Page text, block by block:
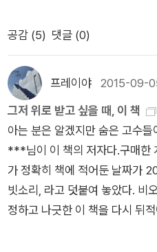
같은 울음에게활을 겨누던 시간
난 길고양이는일평생 척추에 심
을 버림받은 이가 버림받은 이
게 내밀었던덥썩덥썩 잡았던 손
상 만물이 궁수처럼 흔들림이
사실이단지 참혹했을 때 그는
름상자를 접고 접어오로지 탄식
하게 되었으리라 김소연, 눈물
들어지는 것이 있다. 뺄셈을 통
잠깐 시청한 드라마 <마더>속
위해 딸을 버려야만 했던 엄마,
가 되지 않겠다던 다짐을 깨고
시라고 하면 억지일지도 모르겠
을 옮기고 읽는다. 한숨이라고
간이 없어지구 바깥으로 맴돌며
의 오래된 근육약속이라고 해두
서 아흔아홉을 들키는 구름의
이 고인다 눈물은 통곡이 된다
너를 위해벼락보다 먼저 천둥이
째 귀머거리가 된다한 도시가
고 둘이 뛸 때도 있는데셋이 뛸
기..... ....같은 팀인 우리팀워크를 자랑해야 하는 우리나 받아서
테 달려가면그야말로 코미디실
도...... 시집 세계의 파편들 ..문제는 솔직함이 아니라 유치함 같
았다...나는 병신 같은 게 아니라
더 말하지 않았수 달린 입으로
좀 빼시구랴..병신 같은 년이란
는 없어서 배시시 웃었다..보도
짝일 줄은 몰랐다. 시를 재는 열두 시간 ..매트리스 광고나 돌려
보는 밤 이밤에..때로는 탁자 밑
는 새벽 이 새벽에..여성지용
공감 (5) 댓글 (0)
프레이야 2015-09-
그저 위로 받고 싶을 때, 이 책
아는 분은 알겠지만 숨은 고수들
***님이 이 책의 저자다.구매한 게 일 년
가 정확히 책에 적어둔 날짜가
빗소리, 라고 덧붙여 놓았다. 비오는 새벽에 읽었던 모양이다.다
정하고 나긋한 이 책을 다시 뒤